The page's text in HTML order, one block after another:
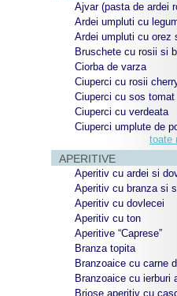
Ajvar (pasta de ardei
Ardei umpluti cu
Ardei umpluti cu orez
Bruschete cu rosii si
Ciorba de varza
Ciuperci cu rosii
Ciuperci cu sos tomat
Ciuperci cu verdeata
Ciuperci umplute de
toate
APERITIVE
Aperitiv cu ardei si
Aperitiv cu branza si
Aperitiv cu dovlecei
Aperitiv cu ton
Aperitive “Caprese”
Branza topita
Branzoaice cu carne
Branzoaice cu ierburi
Briose aperitiv cu